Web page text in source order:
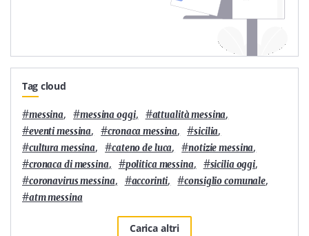
Tag cloud
#messina, #messina oggi, #attualità messina,
#eventi messina, #cronaca messina, #sicilia,
#cultura messina, #cateno de luca, #notizie messina,
#cronaca di messina, #politica messina, #sicilia oggi,
#coronavirus messina, #accorinti, #consiglio comunale,
#atm messina
Carica altri